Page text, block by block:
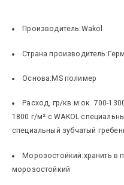
Производитель:Wakol
Страна производитель:
Основа: MS полимер
Расход, гр/кв.м:ок. 700-
1800 г/м² с WAKOL
специальный зубчатый
Морозостойкий:хранить в
морозостойкий